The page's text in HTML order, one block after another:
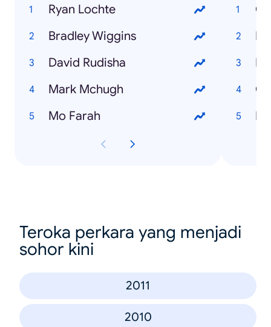
Ryan Lochte
Bradley Wiggins
David Rudisha
Mark Mchugh
Mo Farah
Teroka perkara yang menjadi
sohor kini
2011
2010